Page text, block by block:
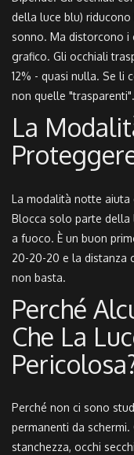
della luce blu)
sonno. Ma distorcono i
grafico. Gli occhiali
12% - quasi nulla. Se li
non quelle "trasparenti".
La
La modalità notte
Blocca solo parte della
a fuoco. È un buon
20-20-20 e la distanza
non basta.
Perché
Che La
Perché non ci sono
permanenti da
stanchezza, occhi